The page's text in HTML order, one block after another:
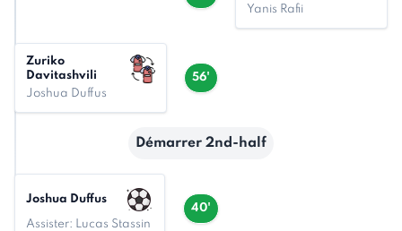
Yanis Rafii
56'
Zuriko
Davitashvili
Joshua Duffus
Démarrer 2nd-half
40'
Joshua Duffus
Assister: Lucas Stassin